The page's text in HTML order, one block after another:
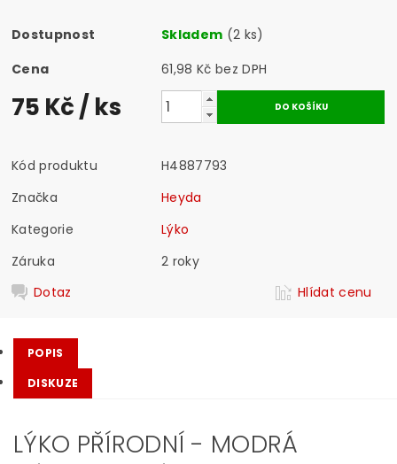
Dostupnost Skladem (2 ks)
Cena
61,98 Kč bez DPH
75 Kč/ ks
Kód produktu
H4887793
Značka
Heyda
Kategorie
Lýko
Záruka
2 roky
Dotaz
Hlídat cenu
POPIS
DISKUZE
LÝKO PŘÍRODNÍ - MODRÁ